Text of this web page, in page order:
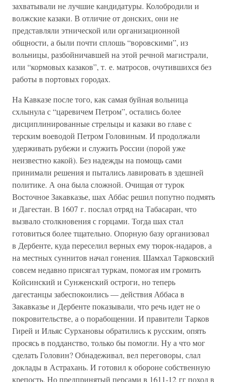
захватывали не лучшие кандидатуры. Колобродили и
волжские казаки. В отличие от донских, они не
представляли этнической или организационной
общности, а были почти сплошь “воровскими”, из
вольницы, разбойничавшей на этой речной магистрали,
или “кормовых казаков”, т. е. матросов, очутившихся без
работы в портовых городах.
На Кавказе после того, как самая буйная вольница
схлынула с “царевичем Петром”, остались более
дисциплинированные стрельцы и казаки во главе с
терским воеводой Петром Головиным. И продолжали
удерживать рубежи и служить России (порой уже
неизвестно какой). Без надежды на помощь сами
принимали решения и пытались лавировать в здешней
политике. А она была сложной. Очищая от турок
Восточное Закавказье, шах Аббас решил попутно подмять
и Дагестан. В 1607 г. послал отряд на Табасаран, что
вызвало столкновения с горцами. Тогда шах стал
готовиться более тщательно. Опорную базу организовал
в Дербенте, куда переселил верных ему тюрок-надаров, а
на местных суннитов начал гонения. Шамхал Тарковский
совсем недавно присягал туркам, помогая им громить
Койсинский и Сунженский остроги, но теперь
дагестанцы забеспокоились — действия Аббаса в
Закавказье и Дербенте показывали, что речь идет не о
покровительстве, а о порабощении. И правители Тарков
Гирей и Ильяс Сурхановы обратились к русским, опять
просясь в подданство, только бы помогли. Ну а что мог
сделать Головин? Обнадеживал, вел переговоры, слал
доклады в Астрахань. И готовил к обороне собственную
крепость. Но предпринятый персами в 1611-12 гг поход в